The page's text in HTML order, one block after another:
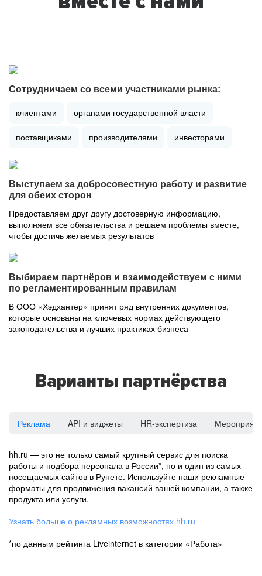
Сотрудничаем со всеми участниками рынка:
клиентами органами государственной власти
поставщиками производителями инвесторами
Выступаем за добросовестную работу и развитие
для обеих сторон
Предоставляем друг другу достоверную информацию,
выполняем все обязательства и решаем проблемы вместе,
чтобы достичь желаемых результатов
Выбираем партнёров и взаимодействуем с ними
по регламентированным правилам
В ООО «Хэдхантер» принят ряд внутренних документов,
которые основаны на ключевых нормах действующего
законодательства и лучших практиках бизнеса
Варианты партнёрства
Реклама API и виджеты HR-экспертиза
hh.ru — это не только самый крупный сервис для поиска
работы и подбора персонала в России*, но и один из самых
посещаемых сайтов в Рунете. Используйте наши рекламные
форматы для продвижения вакансий вашей компании, а также
продукта или услуги.
Узнать больше о рекламных возможностях hh.ru
*по данным рейтинга Liveinternet в категории «Работа»